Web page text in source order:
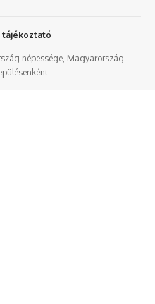
népessége, Magyarország
tájékoztató